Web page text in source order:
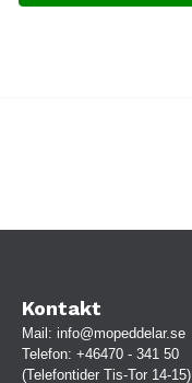
Kontakt
Mail: info@mopeddelar.se
Telefon: +46470 - 341 50
(Telefontider Tis-Tor 14-15)